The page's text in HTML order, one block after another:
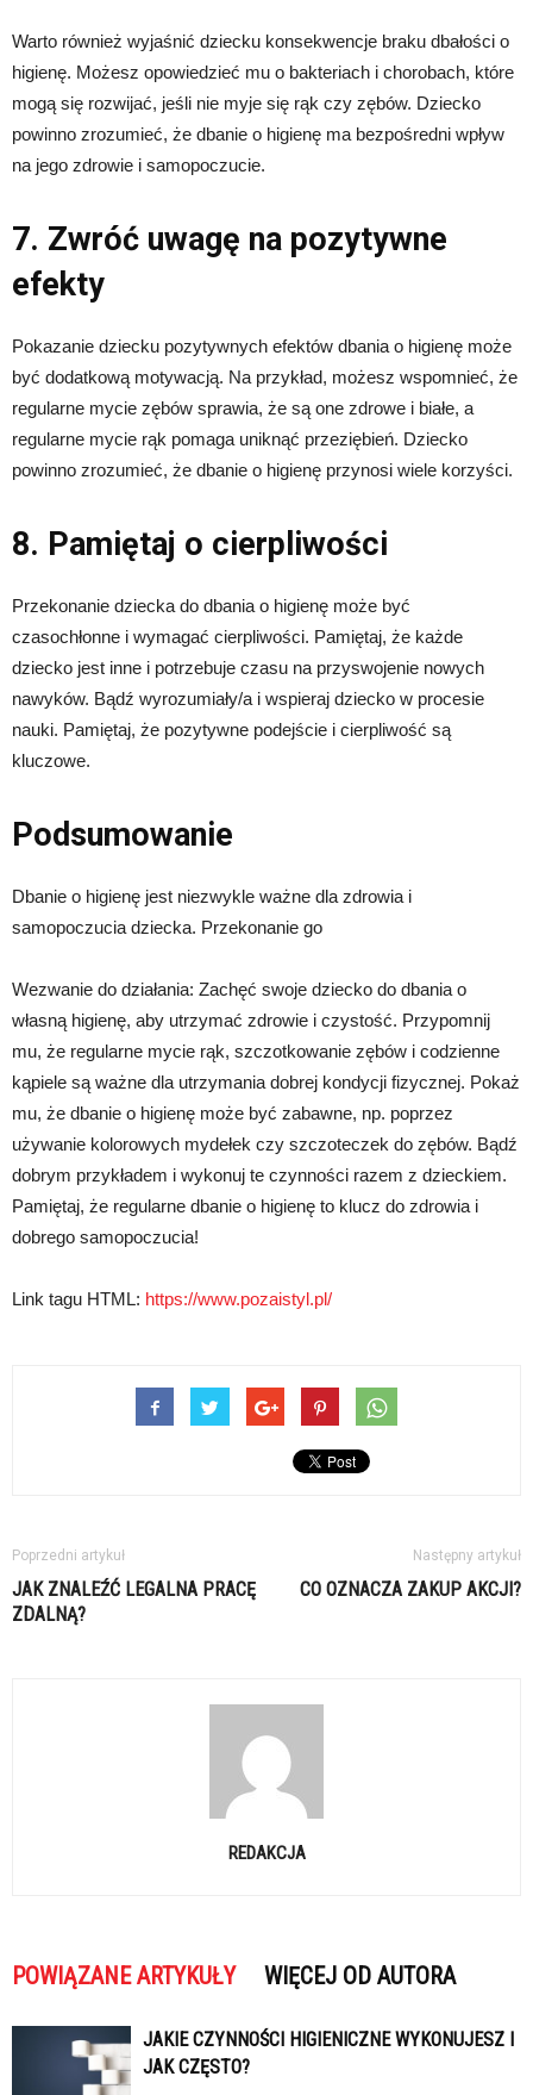
Warto również wyjaśnić dziecku konsekwencje braku dbałości o
higienę. Możesz opowiedzieć mu o bakteriach i chorobach, które
mogą się rozwijać, jeśli nie myje się rąk czy zębów. Dziecko
powinno zrozumieć, że dbanie o higienę ma bezpośredni wpływ
na jego zdrowie i samopoczucie.
7. Zwróć uwagę na pozytywne
efekty
Pokazanie dziecku pozytywnych efektów dbania o higienę może
być dodatkową motywacją. Na przykład, możesz wspomnieć, że
regularne mycie zębów sprawia, że są one zdrowe i białe, a
regularne mycie rąk pomaga uniknąć przeziębień. Dziecko
powinno zrozumieć, że dbanie o higienę przynosi wiele korzyści.
8. Pamiętaj o cierpliwości
Przekonanie dziecka do dbania o higienę może być
czasochłonne i wymagać cierpliwości. Pamiętaj, że każde
dziecko jest inne i potrzebuje czasu na przyswojenie nowych
nawyków. Bądź wyrozumiały/a i wspieraj dziecko w procesie
nauki. Pamiętaj, że pozytywne podejście i cierpliwość są
kluczowe.
Podsumowanie
Dbanie o higienę jest niezwykle ważne dla zdrowia i
samopoczucia dziecka. Przekonanie go
Wezwanie do działania: Zachęć swoje dziecko do dbania o
własną higienę, aby utrzymać zdrowie i czystość. Przypomnij
mu, że regularne mycie rąk, szczotkowanie zębów i codzienne
kąpiele są ważne dla utrzymania dobrej kondycji fizycznej. Pokaż
mu, że dbanie o higienę może być zabawne, np. poprzez
używanie kolorowych mydełek czy szczoteczek do zębów. Bądź
dobrym przykładem i wykonuj te czynności razem z dzieckiem.
Pamiętaj, że regularne dbanie o higienę to klucz do zdrowia i
dobrego samopoczucia!
Link tagu HTML: https://www.pozaistyl.pl/
Poprzedni artykuł
JAK ZNALEŹĆ LEGALNA PRACĘ
ZDALNĄ?
Następny artykuł
CO OZNACZA ZAKUP AKCJI?
REDAKCJA
POWIĄZANE ARTYKUŁY WIĘCEJ OD AUTORA
JAKIE CZYNNOŚCI HIGIENICZNE WYKONUJESZ I
JAK CZĘSTO?